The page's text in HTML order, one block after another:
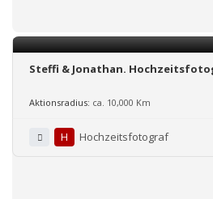
Steffi & Jonathan.
Aktionsradius: ca. 10,000 Km
H Hochzeitsfotograf